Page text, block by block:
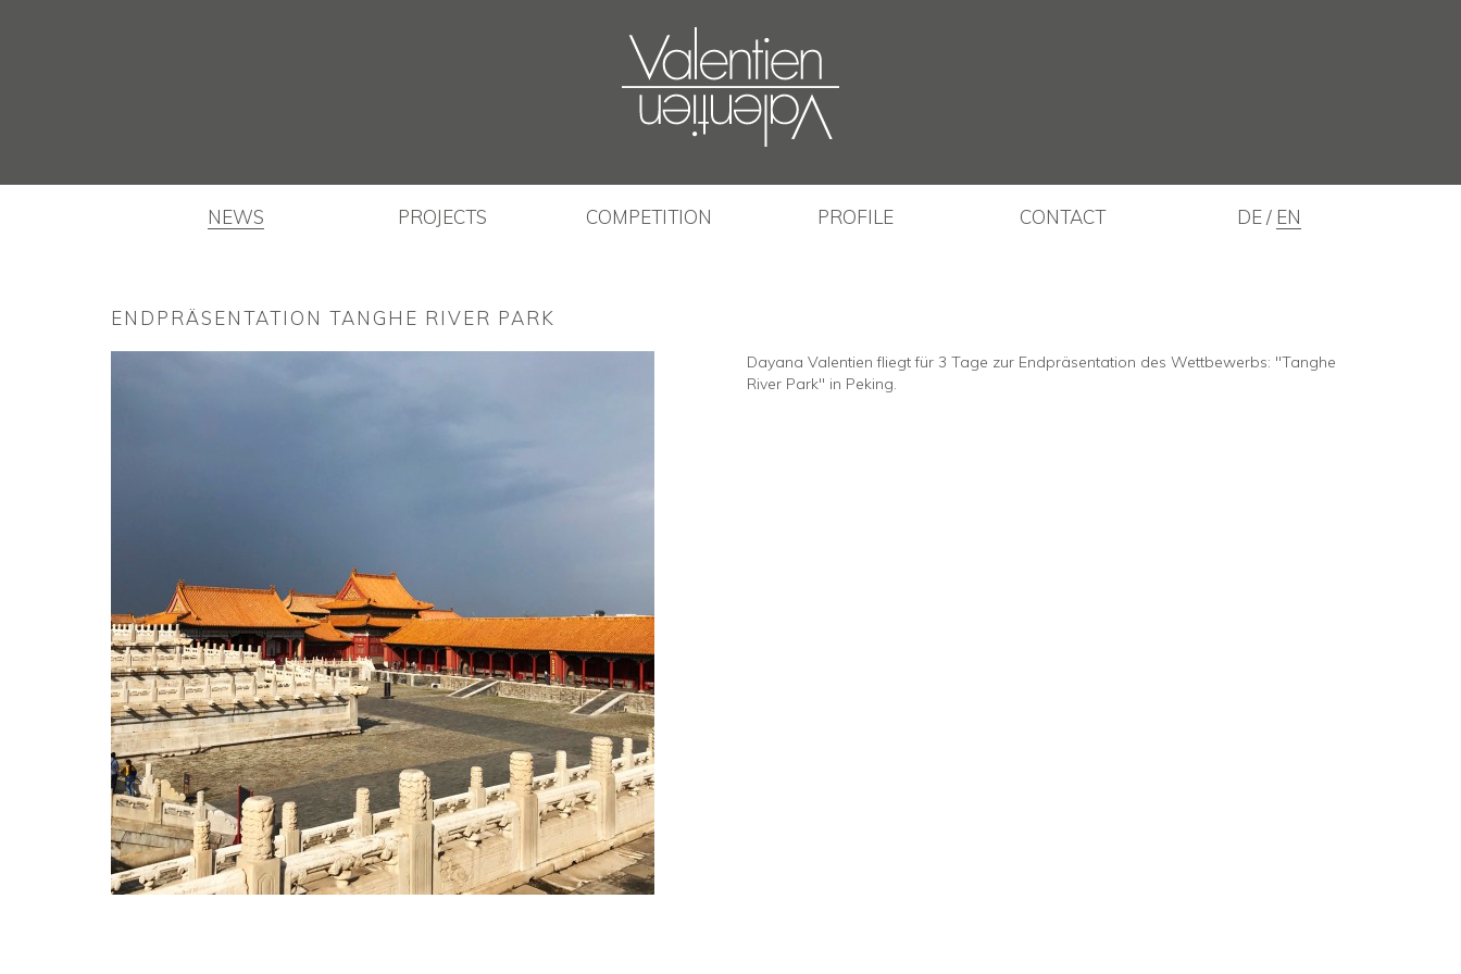
NEWS PROJECTS COMPETITION PROFILE CONTACT DE EN
ENDPRÄSENTATION TANGHE RIVER PARK
Dayana Valentien fliegt für 3 Tage zur Endpräsentation des Wettbewerbs: "Tanghe
River Park" in Peking.